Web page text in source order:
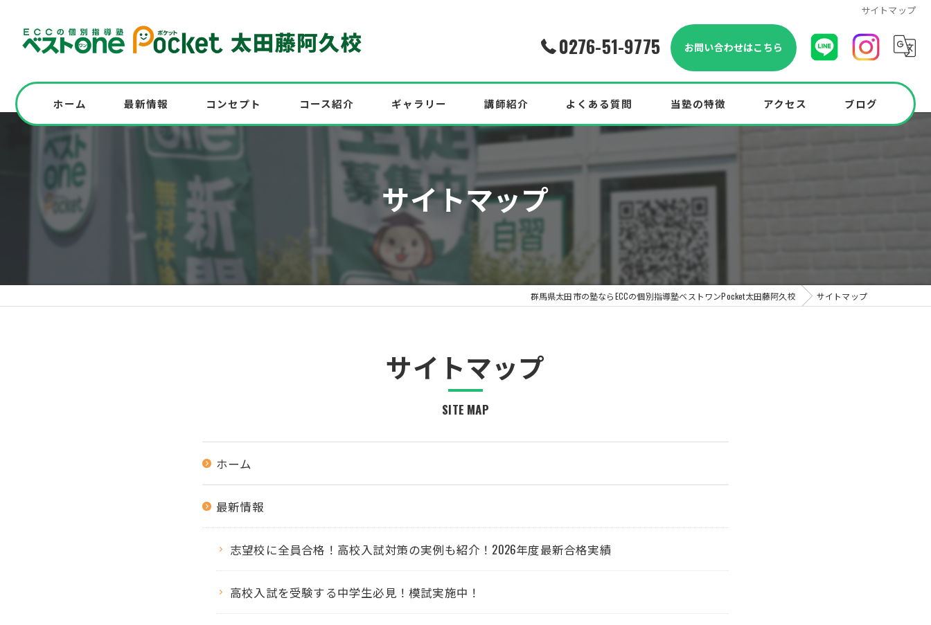
サイトマップ
0276-51-9775 お問い合わせはこちら
ホーム 最新情報
志望校に全員合格！高校入試対策の実例も紹介！2026年度最新合格実績
高校入試を受験する中学生必見！模試実施中！
中学の英語問題にチャレンジ！解答解説と効果的な英語対策も紹介！
コンセプト コース紹介 ギャラリー 講師紹介 よくある質問 当塾の特徴
中学生
中高一貫校
高校生
Pocketプラン
アクセス ブログ
サイトマップ
群馬県太田市の塾ならECCの個別指導塾ベストワンPocket太田藤阿久校 サイトマップ
SITE MAP
サイトマップ
ホーム
最新情報
志望校に全員合格！高校入試対策の実例も紹介！2026年度最新合格実績
高校入試を受験する中学生必見！模試実施中！